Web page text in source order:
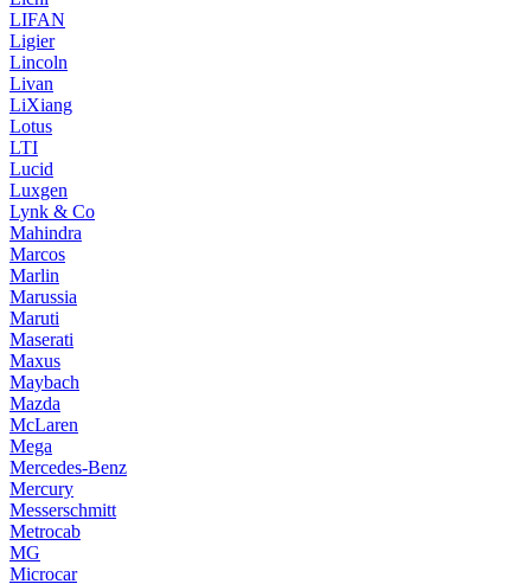
LIFAN
Ligier
Lincoln
Livan
LiXiang
Lotus
LTI
Lucid
Luxgen
Lynk & Co
Mahindra
Marcos
Marlin
Marussia
Maruti
Maserati
Maxus
Maybach
Mazda
McLaren
Mega
Mercedes-Benz
Mercury
Messerschmitt
Metrocab
MG
Microcar